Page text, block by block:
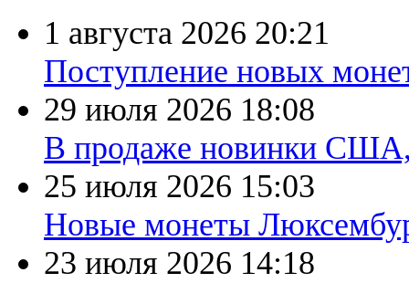
1 августа 2026 20:21
Поступление новых
29 июля 2026 18:08
В продаже новинки
25 июля 2026 15:03
Новые монеты
23 июля 2026 14:18